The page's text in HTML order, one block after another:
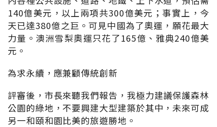
140億美元，以上兩項共300億美元；事實上，今
天已達380億之巨。可見中國為了奧運，願花最大
力量。澳洲雪梨奧運只花了165億、雅典240億美
元。
為求永續，應兼顧傳統創新
評審後，市長來聽我們報告，我極力建議保護森林
公園的綠地，不要興建大型建築於其中，未來可成
另一和頤和園比美的旅遊勝地。